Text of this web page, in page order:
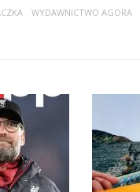
WYDAWNICTWO AGORA